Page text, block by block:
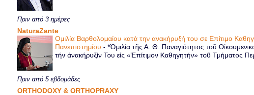
Πριν από 3 ημέρες
NaturaZante
Ομιλία Βαρθολομαίου κατά την ανακήρυξή του σε Επίτιμο
Πανεπιστημίου-*Ὁμιλία τῆς Α. Θ. Παναγιότητος τοῦ
τήν ἀνακήρυξίν Του εἰς «Ἐπίτιμον Καθηγητήν» τοῦ Τμήματος
Πριν από 5 εβδομάδες
ORTHODOXY & ORTHOPRAXY